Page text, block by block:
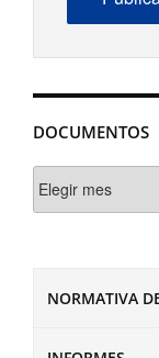
DOCUMENTOS
NORMATIVA